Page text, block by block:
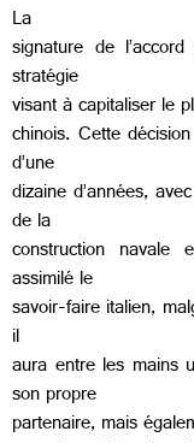
La
signature de
stratégie
visant à capitaliser le
chinois. Cette
d’une
dizaine d’années,
de la
construction
assimilé le
savoir-faire italien,
il
aura entre les mains
son propre
partenaire, mais